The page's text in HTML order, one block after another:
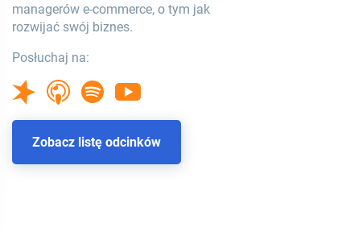
managerów e-commerce, o tym jak
rozwijać swój biznes.
Posłuchaj na:
Zobacz listę odcinków